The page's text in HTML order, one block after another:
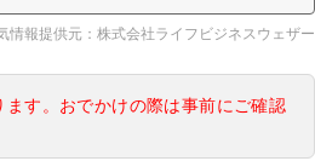
情報提供元：株式会社ライフビジネスウェザー
す。おでかけの際は事前にご確認